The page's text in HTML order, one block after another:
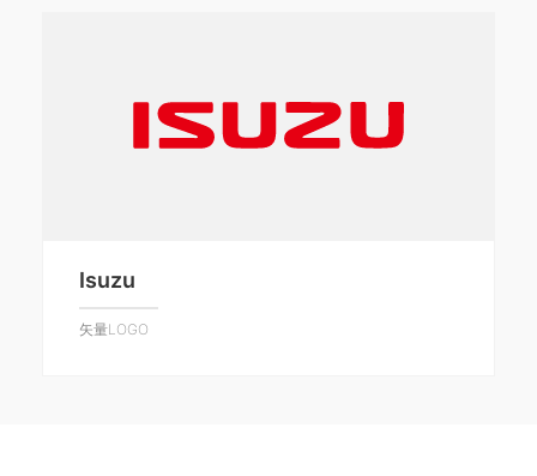
Isuzu
矢量LOGO